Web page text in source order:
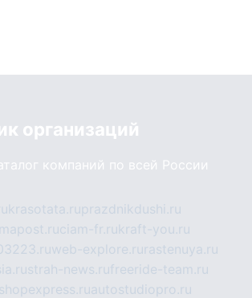
организаций
компаний по всей России
krasotata.ruprazdnikdushi.ru
ciam-fr.rukraft-you.ru
web-explore.ru rastenuya.ru
strah-news.rufreeride-team.ru
autostudiopro.ru